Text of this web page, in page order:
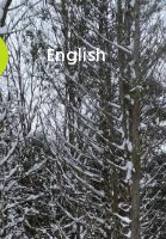
English